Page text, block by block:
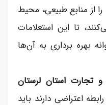
از منابع طبیعی، محیط
تا این استعلامات
بهره برداری به آن‌ها
تجارت استان لرستان
اعتراضی دارند باید